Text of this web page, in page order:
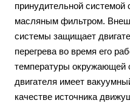
принудительной
масляным фильтром.
системы защищает
перегрева во время его
температуры окружающей
двигателя имеет
качестве источника